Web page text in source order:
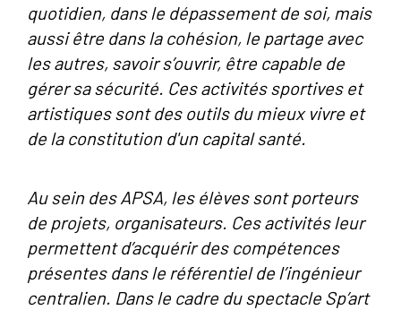
quotidien, dans le dépassement de soi, mais
aussi être dans la cohésion, le partage avec
les autres, savoir s’ouvrir, être capable de
gérer sa sécurité. Ces activités sportives et
artistiques sont des outils du mieux vivre et
de la constitution d'un capital santé.
Au sein des APSA, les élèves sont porteurs
de projets, organisateurs. Ces activités leur
permettent d’acquérir des compétences
présentes dans le référentiel de l’ingénieur
centralien. Dans le cadre du spectacle Sp’art